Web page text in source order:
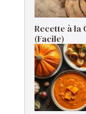
Recette à la
(Facile)